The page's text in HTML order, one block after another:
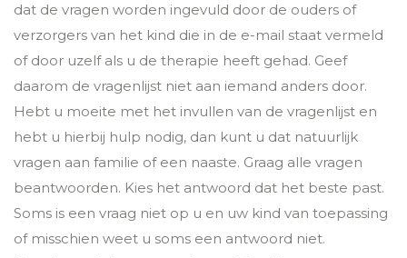
dat de vragen worden ingevuld door de ouders of
verzorgers van het kind die in de e-mail staat vermeld
of door uzelf als u de therapie heeft gehad. Geef
daarom de vragenlijst niet aan iemand anders door.
Hebt u moeite met het invullen van de vragenlijst en
hebt u hierbij hulp nodig, dan kunt u dat natuurlijk
vragen aan familie of een naaste. Graag alle vragen
beantwoorden. Kies het antwoord dat het beste past.
Soms is een vraag niet op u en uw kind van toepassing
of misschien weet u soms een antwoord niet.